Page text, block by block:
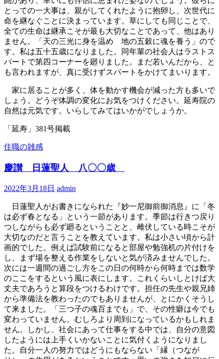
とっての一大事は、親がしてくれたように抱卵し、次世代に
命を継なぐことに決まっています。草にしても同じことで、
全ての生命は継承こそが最も大切なことであって、他はあり
ません。「天の三光に身を温め 地の五穀に魂を養う」ので
す。私は五十五歳になりました。同年輩の社会人はラストス
パートで第四コーナーを廻りました。まだ若いんだから、と
も言われますが、真に受けずスパートをかけてまいります。
家に居ることが多く、体を動かす機会が減った方も多いで
しょう。どうぞ体調の変化にお気をつけください。延寿院の
自然は元気です。いらしてみてはいかがでしょうか。
「延寿」381号掲載
住職の雑感
慶讃 日蓮聖人 八〇〇歳
2022年3月18日 admin
日蓮聖人がお書きになられた『妙一尼御前御消息』に「冬
は必ず春となる」という一節があります。季節は行きつ戻り
つしながらも必ず廻るということと、雌伏している時こそが
大切なのだと言うことを教えています。私は小さい頃から計
画的でした。例えば試験前になると部屋や勉強机の片付けを
し、まず場を整える作業をしないと気が済みませんでした。
次には一週間の過ごし方をこの日の何時から何時までは数学
のここをするという風に表にします。これくらいしとけば大
丈夫であろうと算段をつけるわけです。担任の先生や親兄姉
から準備法を教わったのでもありませんが、とにかくそうし
て来ました。「三つ子の魂百までも」で、その性癖は今でも
変わっていません。むしろより周到になっているかもしれま
せん。しかし、社会にあって仕事をする中では、自分の意図
したようには上手くいかないことに気付くようになりまし
た。自分一人の努力ではどうにもならない「縁（つなが